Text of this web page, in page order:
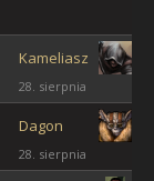
Kameliasz
28. sierpnia
Dagon
28. sierpnia